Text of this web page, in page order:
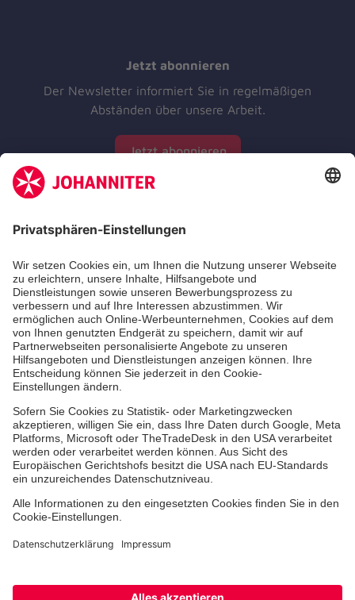
Jetzt abonnieren
Der Newsletter informiert Sie in regelmäßigen
Abständen über unsere Arbeit.
Jetzt abonnieren
Aus- & Fortbildungen
Jobs & Ehrenamt
Spendenprojekte
Johanniter-Jugend
Einrichtungen